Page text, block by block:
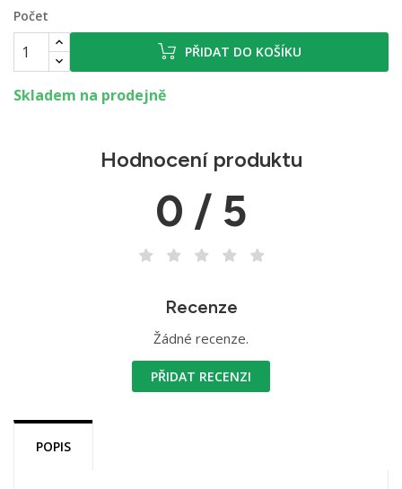
Počet
PŘIDAT DO KOŠÍKU
Skladem na prodejně
Hodnocení produktu
0 / 5
Recenze
Žádné recenze.
PŘIDAT RECENZI
POPIS